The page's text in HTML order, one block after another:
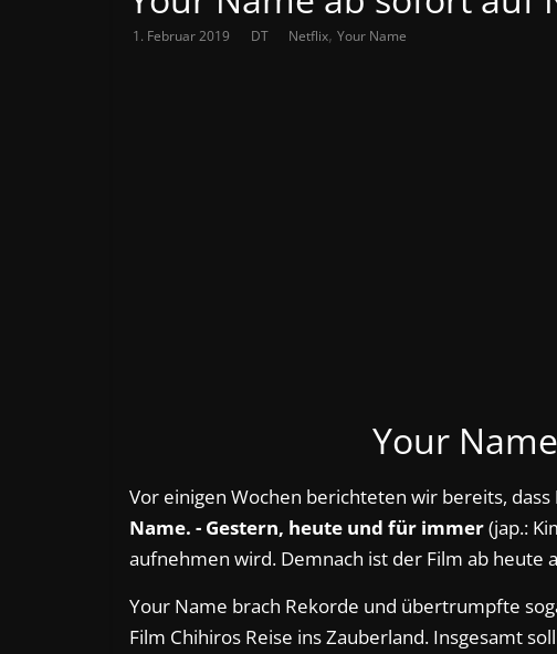
1. Februar 2019 DT Netflix, Your Name
Your
Vor einigen Wochen berichteten wir bereits, dass
Name. - Gestern, heute und für immer(jap.:
aufnehmen wird. Demnach ist der Film ab heute
Your Name brach Rekorde und übertrumpfte
Film Chihiros Reise ins Zauberland. Insgesamt